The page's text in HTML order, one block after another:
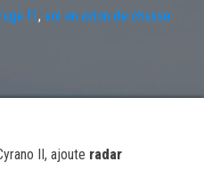
f1, vol en avion de chasse
II, ajoute radar